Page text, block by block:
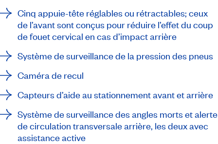
Cinq appuie-tête réglables ou rétractables; ceux
de l’avant sont conçus pour réduire l’effet du coup
de fouet cervical en cas d’impact arrière
Système de surveillance de la pression des pneus
Caméra de recul
Capteurs d’aide au stationnement avant et arrière
Système de surveillance des angles morts et alerte
de circulation transversale arrière, les deux avec
assistance active